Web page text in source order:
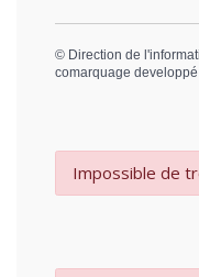
© Direction de
comarquage
Impossible de